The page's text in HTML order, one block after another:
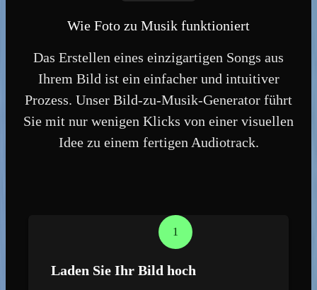
Wie Foto zu Musik funktioniert
Das Erstellen eines einzigartigen Songs aus
Ihrem Bild ist ein einfacher und intuitiver
Prozess. Unser Bild-zu-Musik-Generator führt
Sie mit nur wenigen Klicks von einer visuellen
Idee zu einem fertigen Audiotrack.
1
Laden Sie Ihr Bild hoch